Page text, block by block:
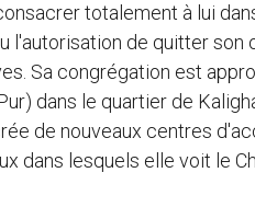
totalement à lui
l'autorisation de quitter
Sa congrégation est
dans le quartier de
de nouveaux centres
dans lesquels elle voit le